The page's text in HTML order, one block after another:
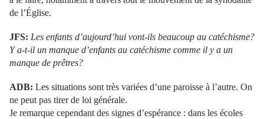
de l’Église.
JFS: Les enfants d’aujourd’hui vont-ils beaucoup au catéchisme?
Y a-t-il un manque d’enfants au catéchisme comme il y a un
manque de prêtres?
ADB: Les situations sont très variées d’une paroisse à l’autre. On
ne peut pas tirer de loi générale.
Je remarque cependant des signes d’espérance : dans les écoles